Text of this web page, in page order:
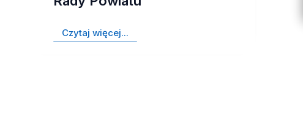
Czytaj więcej...